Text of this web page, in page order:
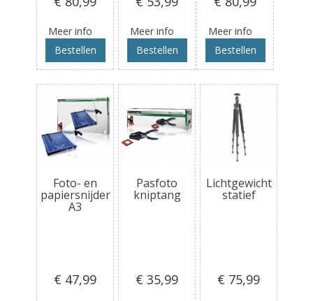
Meer info
Bestellen
Meer info
Bestellen
Meer info
Bestellen
Foto- en
papiersnijder
A3
€ 47,99
Pasfoto
kniptang
€ 35,99
Lichtgewicht
statief
€ 75,99